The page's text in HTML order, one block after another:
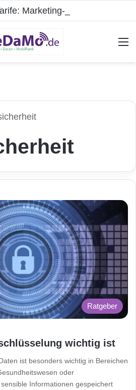
Ratgeber
wichtig ist
ist besonders wichtig in Bereichen
oder
Informationen gespeichert